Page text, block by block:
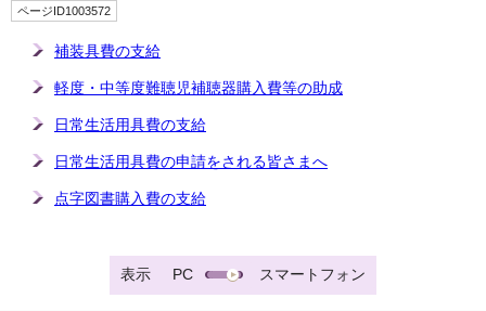
ページID1003572
補装具費の支給
軽度・中等度難聴児補聴器購入費等の助成
日常生活用具費の支給
日常生活用具費の申請をされる皆さまへ
点字図書購入費の支給
表示 PC スマートフォン